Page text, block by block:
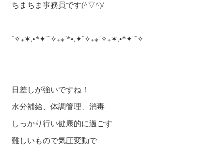
ちまちま事務員です(^▽^)/
˚✧₊✶.•*✦¨˚✧₊⁎¨*•.✦˚✧₊⁎˚✧₊✶.•*✦¨˚✧
日差しが強いですね！
水分補給、体調管理、消毒
しっかり行い健康的に過ごす
難しいもので気圧変動で